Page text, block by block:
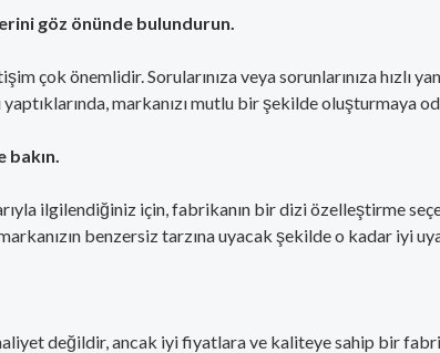
göz önünde bulundurun.
çok önemlidir. Sorularınıza veya sorunlarınıza hızlı
markanızı mutlu bir şekilde oluşturmaya
ilgilendiğiniz için, fabrikanın bir dizi özelleştirme
benzersiz tarzına uyacak şekilde o kadar iyi
değildir, ancak iyi fiyatlara ve kaliteye sahip bir